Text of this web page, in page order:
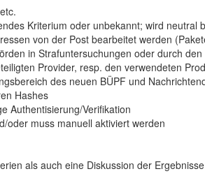
Kriterium oder unbekannt; wird neutral
von der Post bearbeitet werden
in Strafuntersuchungen oder durch
Provider, resp. den verwendeten
des neuen BÜPF und
Hashes
Authentisierung/Verifikation
oder muss manuell aktiviert werden
als auch eine Diskussion der